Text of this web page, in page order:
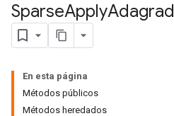
SparseApplyAdagrad
En esta página
Métodos públicos
Métodos heredados